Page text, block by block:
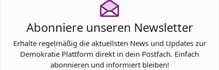
Abonniere unseren Newsletter
Erhalte regelmäßig die aktuellsten News und Updates zur
Demokratie Plattform direkt in dein Postfach. Einfach
abonnieren und informiert bleiben!